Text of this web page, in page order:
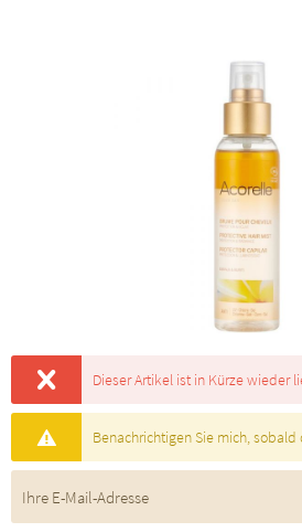
Dieser Artikel ist in Kürze wieder
Benachrichtigen Sie mich,